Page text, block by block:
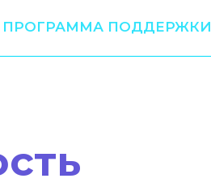
ПРОГРАММА ПОДДЕРЖКИ